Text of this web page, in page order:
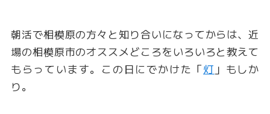
朝活で相模原の方々と知り合いになってからは、近
場の相模原市のオススメどころをいろいろと教えて
もらっています。この日にでかけた「灯 」もしか
り。